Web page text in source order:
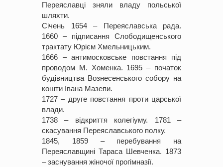
Переяславці зняли владу польської
шляхти.
Січень 1654 – Переяславська рада.
1660 – підписання Слободищенського
трактату Юрієм Хмельницьким.
1666 – антимосковське повстання під
проводом М. Хоменка. 1695 – початок
будівництва Вознесенського собору на
кошти Івана Мазепи.
1727 – друге повстання проти царської
влади.
1738 – відкриття колегіуму. 1781 –
скасування Переяславського полку.
1845, 1859 – перебування на
Переяславщині Тараса Шевченка. 1873
– заснування жіночої прогімназії.